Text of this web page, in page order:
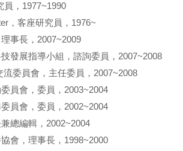
員，1977~1990
，客座研究員，1976~
事長，2007~2009
發展指導小組，諮詢委員，2007~2008
委員會，主任委員，2007~2008
員會，委員，2003~2004
員會，委員，2002~2004
總編輯，2002~2004
會，理事長，1998~2000